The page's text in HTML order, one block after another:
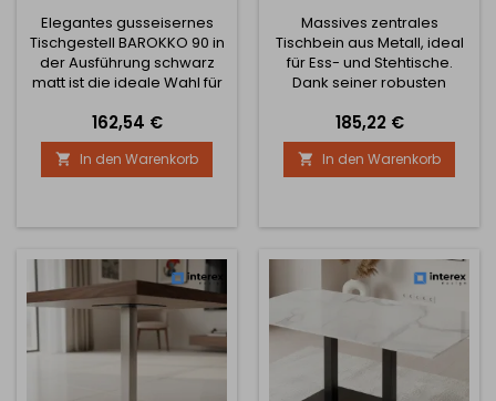
Elegantes gusseisernes
Tischgestell BAROKKO 90 in
der Ausführung schwarz
matt ist die ideale Wahl für
moderne Innenräume.
Dank der dekorativen
Formgebung und der
stabilen Konstruktion bietet
wirkt zugleich als
Das Gestell eignet sich für
kleinere und mittelgroße
Tischplatten,...
Preis
162,54 €
 In den Warenkorb
Massives zentrales
Tischbein aus Metall, ideal
für Ess- und Stehtische.
Dank seiner robusten
hohen Gewichts
gewährleistet es eine
hervorragende Stabilität
und Tragfähigkeit auch für
Verfügbare
für klassische Ess- oder
Arbeitstische 1100 mm - für
Barbestuhlung oder hohe
Preis
185,22 €
 In den Warenkorb